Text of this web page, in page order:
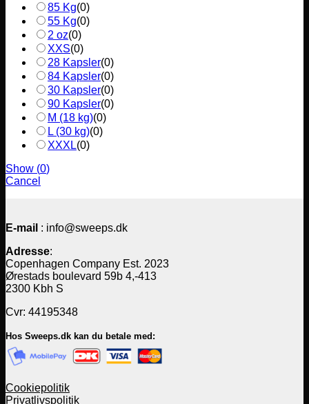
85 Kg(0)
55 Kg(0)
2 oz(0)
XXS(0)
28 Kapsler(0)
84 Kapsler(0)
30 Kapsler(0)
90 Kapsler(0)
M (18 kg)(0)
L (30 kg)(0)
XXXL(0)
Show (0)
Cancel
E-mail : info@sweeps.dk
Adresse:
Copenhagen Company Est. 2023
Ørestads boulevard 59b 4,-413
2300 Kbh S
Cvr: 44195348
Hos Sweeps.dk kan du betale med:
Cookiepolitik
Privatlivspolitik